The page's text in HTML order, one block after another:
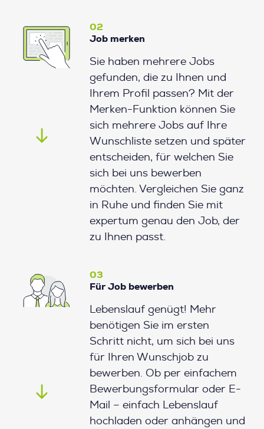
02
Job merken
Sie haben mehrere Jobs
gefunden, die zu Ihnen und
Ihrem Profil passen? Mit der
Merken-Funktion können Sie
sich mehrere Jobs auf Ihre
Wunschliste setzen und später
entscheiden, für welchen Sie
sich bei uns bewerben
möchten. Vergleichen Sie ganz
in Ruhe und finden Sie mit
expertum genau den Job, der
zu Ihnen passt.
03
Für Job bewerben
Lebenslauf genügt! Mehr
benötigen Sie im ersten
Schritt nicht, um sich bei uns
für Ihren Wunschjob zu
bewerben. Ob per einfachem
Bewerbungsformular oder E-
Mail – einfach Lebenslauf
hochladen oder anhängen und